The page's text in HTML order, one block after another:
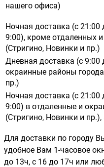
нашего офиса)
Ночная доставка (с 21:00
9:00), кроме отдаленных
(Стригино, Новинки и пр.)
Дневная доставка (с 9:00
окраинные районы
пр.)
Ночная доставка (с 21:00
9:00) в отдаленные и
(Стригино, Новинки и
Для доставки по городу
удобное Вам 1-часовое
до 13ч, с 16 до 17ч или